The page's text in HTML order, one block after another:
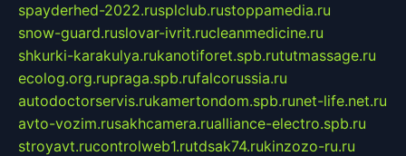
spayderhed-2022.rusplclub.rustoppamedia.ru
snow-guard.ruslovar-ivrit.rucleanmedicine.ru
shkurki-karakulya.rukanotiforet.spb.rututmassage.ru
ecolog.org.rupraga.spb.rufalcorussia.ru
autodoctorservis.rukamertondom.spb.runet-life.net.ru
avto-vozim.rusakhcamera.rualliance-electro.spb.ru
stroyavt.rucontrolweb1.rutdsak74.rukinzozo-ru.ru